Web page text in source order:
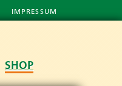
IMPRESSUM
SHOP